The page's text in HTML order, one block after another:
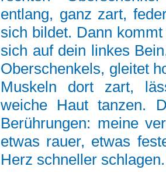
entlang, ganz zart,
sich bildet. Dann
sich auf dein linkes
Oberschenkels, gleitet
Muskeln dort zart,
weiche Haut tanzen.
Berührungen: meine
etwas rauer, etwas
Herz schneller schlagen.